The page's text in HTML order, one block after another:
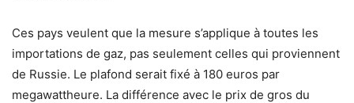
Ces pays veulent que la mesure s’applique à toutes les
importations de gaz, pas seulement celles qui proviennent
de Russie. Le plafond serait fixé à 180 euros par
megawattheure. La différence avec le prix de gros du